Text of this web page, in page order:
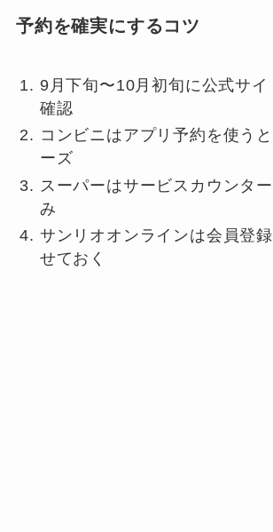
予約を確実にするコツ
9月下旬〜10月初旬に公式サイ
確認
コンビニはアプリ予約を使う
ーズ
スーパーはサービスカウンタ
み
サンリオオンラインは会員登
せておく